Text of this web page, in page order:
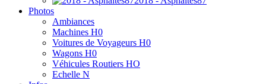
Photos
Ambiances
Machines H0
Voitures de Voyageurs H0
Wagons H0
Véhicules Routiers HO
Echelle N